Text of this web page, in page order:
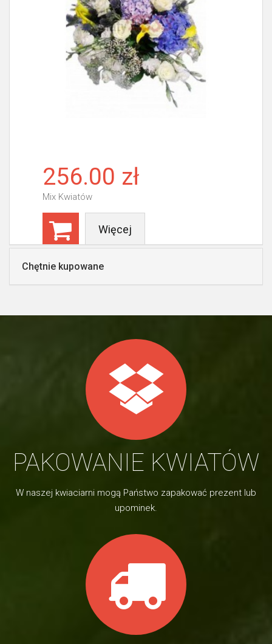
256.00 zł
Mix Kwiatów
Więcej
Chętnie kupowane
PAKOWANIE KWIATÓW
W naszej kwiaciarni mogą Państwo zapakować prezent lub
upominek.